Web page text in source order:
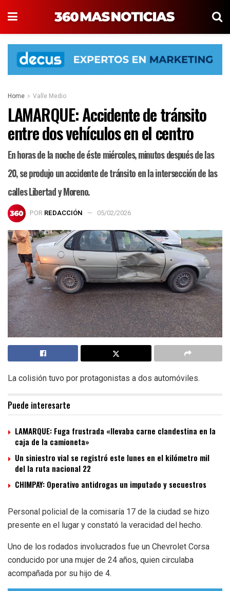
Home Valle Medio
LAMARQUE: Accidente de tránsito
entre dos vehículos en el centro
En horas de la noche de éste miércoles, minutos después de las
20, se produjo un accidente de tránsito en la intersección de las
calles Libertad y Moreno.
POR REDACCIÓN 05/02/2026
La colisión tuvo por protagonistas a dos automóviles.
Puede interesarte
LAMARQUE: Fuga frustrada «llevaba carne clandestina en la
caja de la camioneta»
Un siniestro vial se registró este lunes en el kilómetro mil
del la ruta nacional 22
CHIMPAY: Operativo antidrogas un imputado y secuestros
Personal policial de la comisaría 17 de la ciudad se hizo
presente en el lugar y constató la veracidad del hecho.
Uno de los rodados involucrados fue un Chevrolet Corsa
conducido por una mujer de 24 años, quien circulaba
acompañada por su hijo de 4.